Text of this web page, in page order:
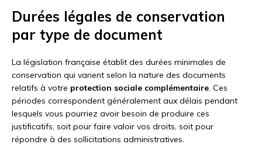
Durées légales de conservation
par type de document
La législation française établit des durées minimales de
conservation qui varient selon la nature des documents
relatifs à votre protection sociale complémentaire. Ces
périodes correspondent généralement aux délais pendant
lesquels vous pourriez avoir besoin de produire ces
justificatifs, soit pour faire valoir vos droits, soit pour
répondre à des sollicitations administratives.